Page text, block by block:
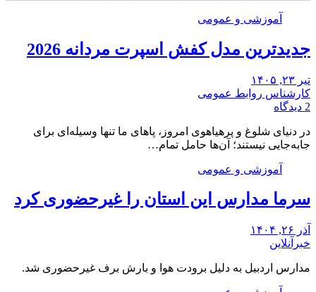
آموزشی و عمومی
جدیدترین مدل کفش اسپرت مردانه 2026
تیر ۲۳, ۱۴۰۵
کارشناس روابط عمومی
2 دیدگاه
در دنیای شلوغ و پرهیاهوی امروز، پاهای ما تنها وسیله‌ای برای
جابه‌جایی نیستند؛ آن‌ها حامل تمام…
آموزشی و عمومی
سرما مدارس این استان را غیرحضوری کرد
آذر ۲۶, ۱۴۰۴
خبرآنلاین
مدارس اردبیل به دلیل برودت هوا و بارش برف غیرحضوری شد.